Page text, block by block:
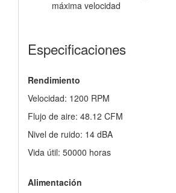
máxima velocidad
Especificaciones
Rendimiento
Velocidad: 1200 RPM
Flujo de aire: 48.12 CFM
Nivel de ruido: 14 dBA
Vida útil: 50000 horas
Alimentación